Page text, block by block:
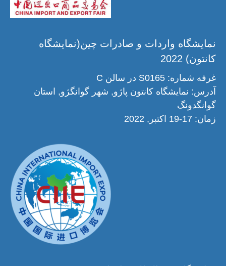
نمایشگاه واردات و صادرات چین(نمایشگاه
کانتون) 2022
غرفه شماره: S0165 در سالن C
آدرس: نمایشگاه کانتون پاژو, شهر گوانگژو, استان
گوانگدونگ
زمان: 17-19 اکتبر, 2022